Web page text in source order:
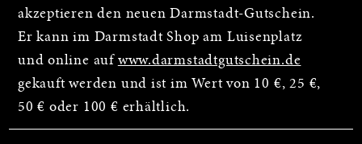
akzeptieren den neuen Darmstadt-Gutschein.
Er kann im Darmstadt Shop am Luisenplatz
und online auf www.darmstadtgutschein.de
gekauft werden und ist im Wert von 10 €, 25 €,
50 € oder 100 € erhältlich.